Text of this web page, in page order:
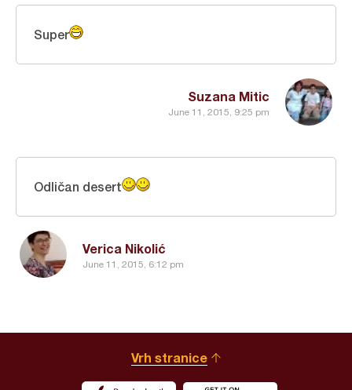
Suzana Mitic
June 11, 2015, 9:25 pm
Super
Verica Nikolić
June 11, 2015, 6:12 pm
Odličan desert
Vrh stranice